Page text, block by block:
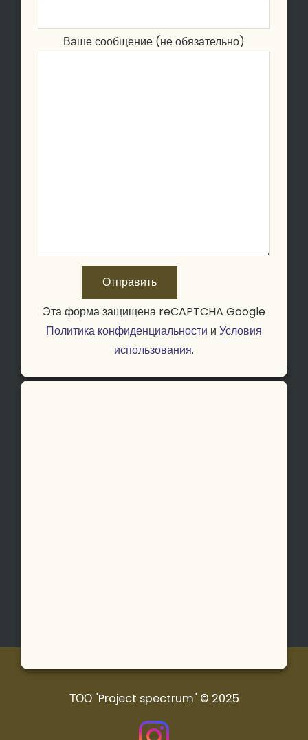
Ваше сообщение (не обязательно)
Эта форма защищена reCAPTCHA Google
Политика конфиденциальности и Условия
использования.
ТОО "Project spectrum" © 2025